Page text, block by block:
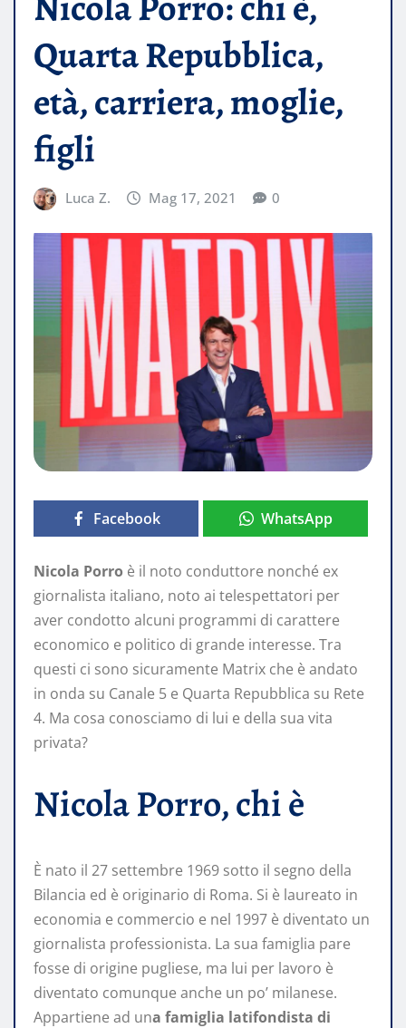
Quarta Repubblica,
età, carriera, moglie,
figli
Luca Z. Mag 17, 2021 0
Facebook WhatsApp
Nicola Porro è il noto conduttore nonché ex
giornalista italiano, noto ai telespettatori per
aver condotto alcuni programmi di carattere
economico e politico di grande interesse. Tra
questi ci sono sicuramente Matrix che è andato
in onda su Canale 5 e Quarta Repubblica su Rete
4. Ma cosa conosciamo di lui e della sua vita
privata?
Nicola Porro, chi è
È nato il 27 settembre 1969 sotto il segno della
Bilancia ed è originario di Roma. Si è laureato in
economia e commercio e nel 1997 è diventato un
giornalista professionista. La sua famiglia pare
fosse di origine pugliese, ma lui per lavoro è
diventato comunque anche un po’ milanese.
Appartiene ad una famiglia latifondista di